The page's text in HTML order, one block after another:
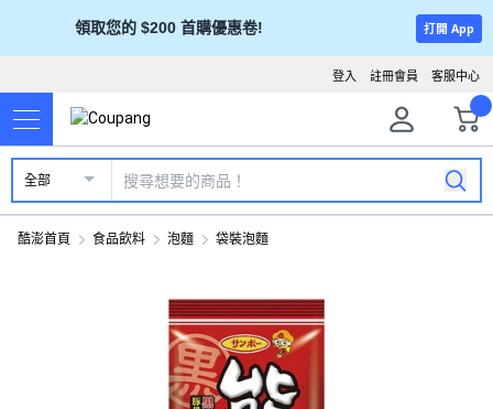
領取您的 $200 首購優惠卷! 打開 App
客服中心
註冊會員
登入
全部
酷澎首頁 食品飲料 泡麵 袋裝泡麵